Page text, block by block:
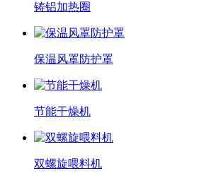
铸铝加热圈
保温风罩防护罩
节能干燥机
双螺旋喂料机